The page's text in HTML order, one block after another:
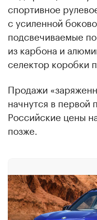
спортивное
с усиленной
подсвечиваемые
из карбона и
селектор коробки
Продажи
начнутся в первой
Российские цены
позже.